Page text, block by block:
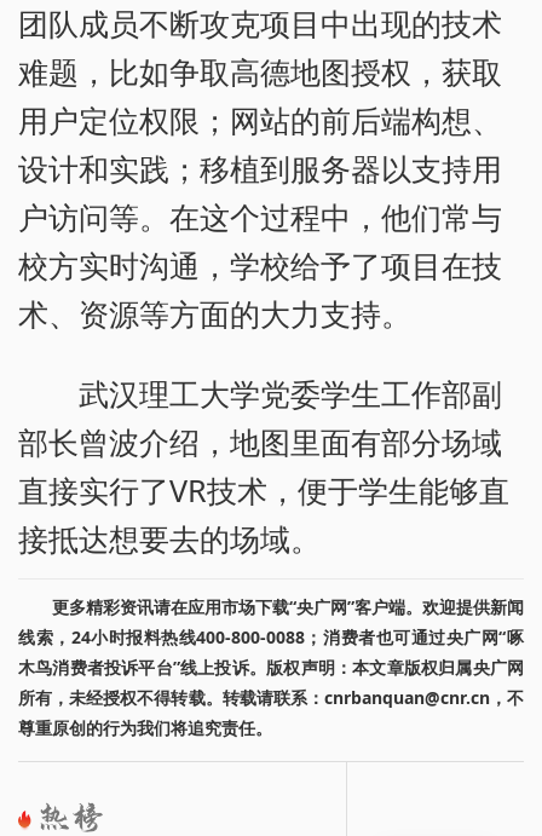
团队成员不断攻克项目中出现的技术
难题，比如争取高德地图授权，获取
用户定位权限；网站的前后端构想、
设计和实践；移植到服务器以支持用
户访问等。在这个过程中，他们常与
校方实时沟通，学校给予了项目在技
术、资源等方面的大力支持。
武汉理工大学党委学生工作部副
部长曾波介绍，地图里面有部分场域
直接实行了VR技术，便于学生能够直
接抵达想要去的场域。
更多精彩资讯请在应用市场下载“央广网”客户端。欢迎提供新闻
线索，24小时报料热线400-800-0088；消费者也可通过央广网“啄
木鸟消费者投诉平台”线上投诉。版权声明：本文章版权归属央广网
所有，未经授权不得转载。转载请联系：cnrbanquan@cnr.cn，不
尊重原创的行为我们将追究责任。